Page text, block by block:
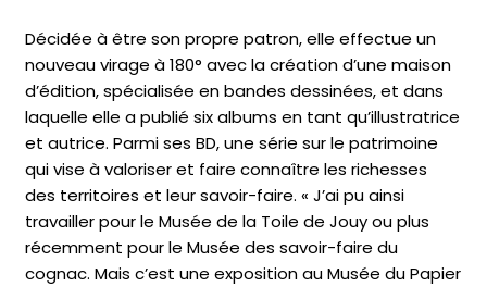
Décidée à être son propre patron, elle effectue un
nouveau virage à 180° avec la création d’une maison
d’édition, spécialisée en bandes dessinées, et dans
laquelle elle a publié six albums en tant qu’illustratrice
et autrice. Parmi ses BD, une série sur le patrimoine
qui vise à valoriser et faire connaître les richesses
des territoires et leur savoir-faire. « J’ai pu ainsi
travailler pour le Musée de la Toile de Jouy ou plus
récemment pour le Musée des savoir-faire du
cognac. Mais c’est une exposition au Musée du Papier